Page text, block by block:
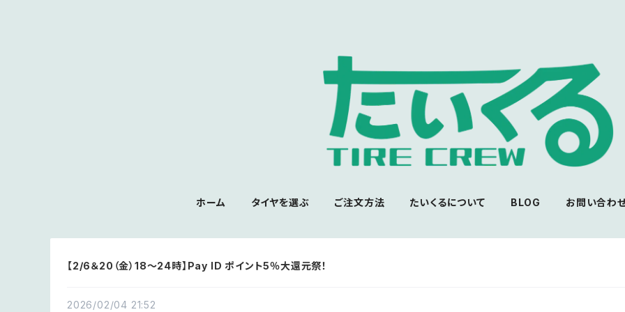
ホーム タイヤを選ぶ ご注文方法 たいくるについて BLOG お問い合わ
【2/6＆20（金）18〜24時】Pay ID ポイント5％大還元祭！
2026/02/04 21:52